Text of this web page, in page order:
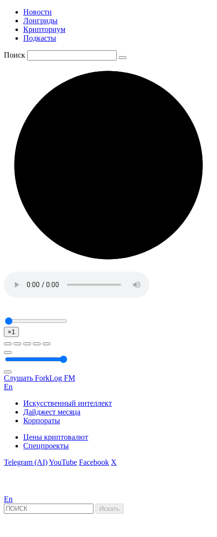
Новости
Лонгриды
Крипториум
Подкасты
Поиск
×1
Слушать ForkLog FM
En
Искусственный интеллект
Дайджест месяца
Корпораты
Цены криптовалют
Спецпроекты
Telegram (AI)YouTube Facebook X
En